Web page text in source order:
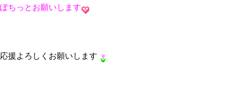
ぽちっとお願いします
応援よろしくお願いします